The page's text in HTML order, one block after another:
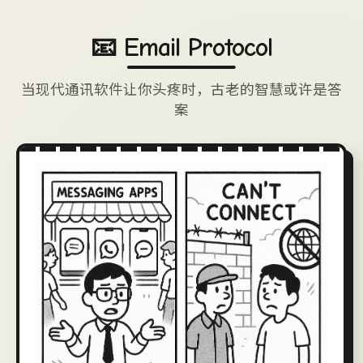
📧 Email Protocol
当现代通讯软件让你头疼时，古老的智慧或许是答
案